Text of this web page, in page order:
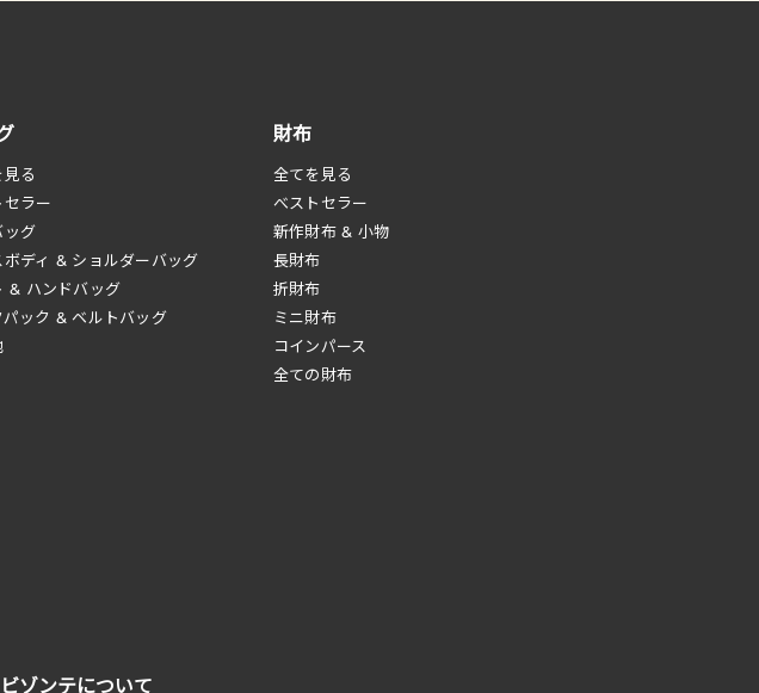
財布
全てを見る
べストセラー
新作財布 & 小物
長財布
折財布
ミニ財布
コインパース
全ての財布
る
セラー
ッグ
ボディ & ショルダーバッグ
& ハンドバッグ
パック & ベルトバッグ
ゾンテについて